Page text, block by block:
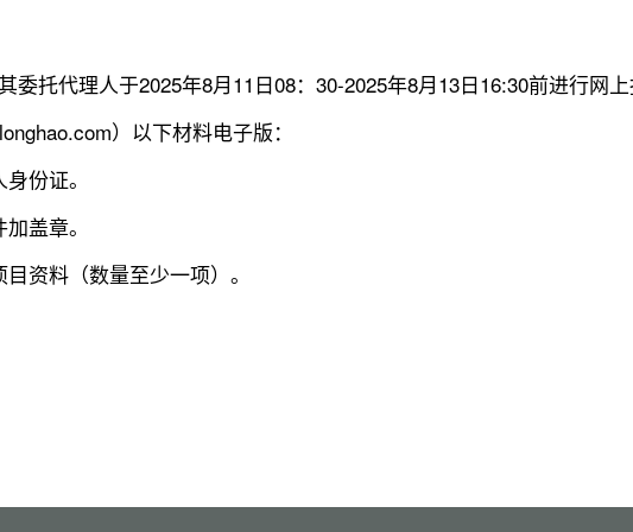
委托代理人于2025年8月11日08：30-2025年8月13日16:30前进行网
）以下材料电子版：
份证。
盖章。
资料（数量至少一项）。